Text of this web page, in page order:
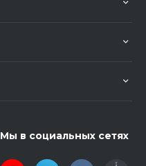
Мы в социальных сетях